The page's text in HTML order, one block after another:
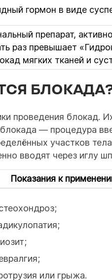
гормон в виде
препарат,
раз превышает
мягких тканей и
проведения блокад.
— процедура
участков
вводят через иглу
Показания к
или грыжа.